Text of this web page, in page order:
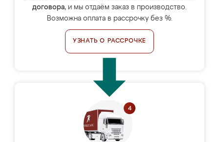
договора, и мы отдаём заказ в производство.
Возможна оплата в рассрочку без %.
УЗНАТЬ О РАССРОЧКЕ